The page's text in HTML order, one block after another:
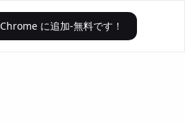
Chrome に追加-無料です！